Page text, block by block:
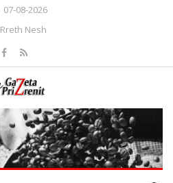
07-08-2026
Rreth Nesh